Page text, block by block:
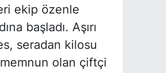
ekip özenle
başladı. Aşırı
seradan kilosu
olan çiftçi